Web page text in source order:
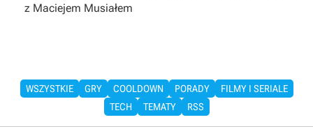
z Maciejem Musiałem
WSZYSTKIE GRY COOLDOWN PORADY
FILMY I SERIALE
TECH
TEMATY RSS